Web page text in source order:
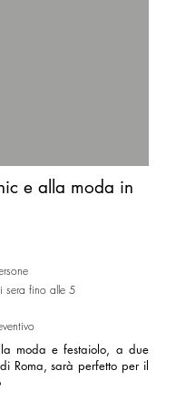
e alla moda in
sera fino alle 5
moda e festaiolo, a due
Roma, sarà perfetto per il